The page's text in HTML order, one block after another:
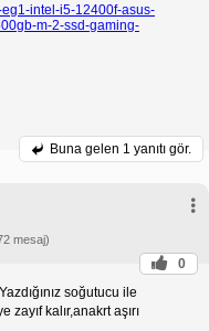
intel-i5-12400f-asus-
m-2-ssd-gaming-
Buna gelen 1 yanıtı gör.
mesaj)
0
soğutucu ile
zayıf kalır,anakrt aşırı